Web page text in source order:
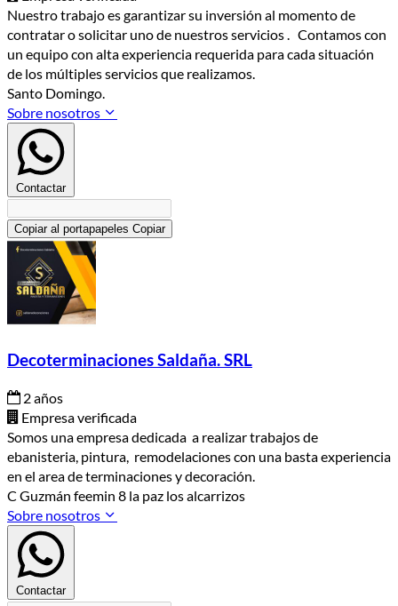
Nuestro trabajo es garantizar su inversión al momento de
contratar o solicitar uno de nuestros servicios . Contamos con
un equipo con alta experiencia requerida para cada situación
de los múltiples servicios que realizamos.
Santo Domingo.
Sobre nosotros
Contactar
Copiar al portapapeles Copiar
Decoterminaciones Saldaña. SRL
2 años
Empresa verificada
Somos una empresa dedicada a realizar trabajos de
ebanisteria, pintura, remodelaciones con una basta experiencia
en el area de terminaciones y decoración.
C Guzmán feemin 8 la paz los alcarrizos
Sobre nosotros
Contactar